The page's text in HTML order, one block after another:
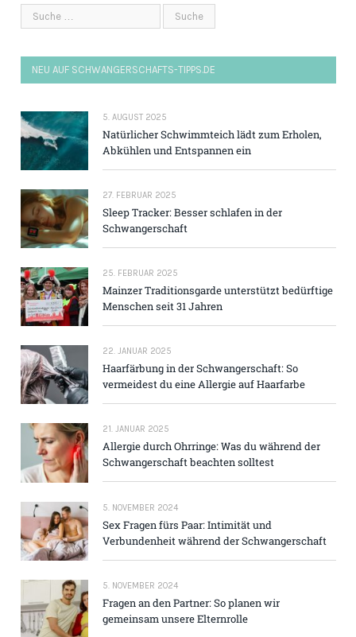
NEU AUF SCHWANGERSCHAFTS-TIPPS.DE
5. AUGUST 2025
Natürlicher Schwimmteich lädt zum Erholen,
Abkühlen und Entspannen ein
27. FEBRUAR 2025
Sleep Tracker: Besser schlafen in der
Schwangerschaft
25. FEBRUAR 2025
Mainzer Traditions­garde unterstützt bedürftige
Menschen seit 31 Jahren
22. JANUAR 2025
Haarfärbung in der Schwangerschaft: So
vermeidest du eine Allergie auf Haarfarbe
21. JANUAR 2025
Allergie durch Ohrringe: Was du während der
Schwangerschaft beachten solltest
5. NOVEMBER 2024
Sex Fragen fürs Paar: Intimität und
Verbundenheit während der Schwangerschaft
5. NOVEMBER 2024
Fragen an den Partner: So planen wir
gemeinsam unsere Elternrolle